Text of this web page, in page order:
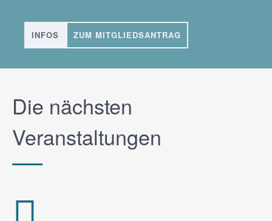
INFOS ZUM MITGLIEDSANTRAG
Die nächsten
Veranstaltungen